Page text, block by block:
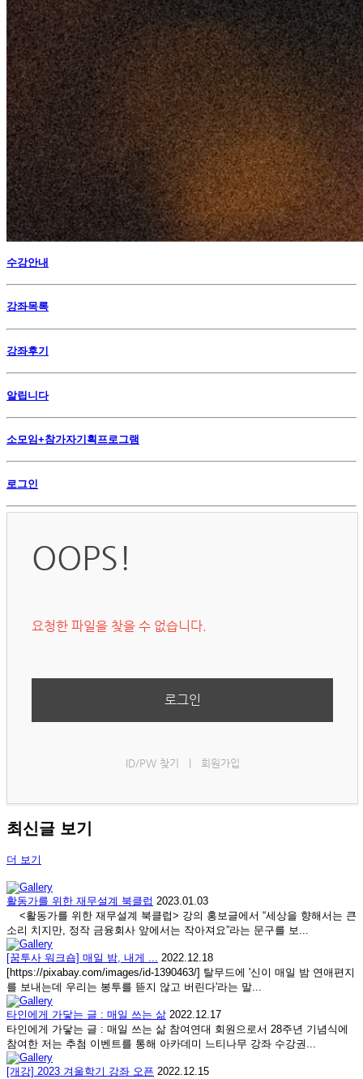
수강안내
강좌목록
강좌후기
알립니다
소모임+참가자기획프로그램
로그인
OOPS!
요청한 파일을 찾을 수 없습니다.
로그인
ID/PW 찾기 회원가입
최신글 보기
더 보기
활동가를 위한 재무설계 북클럽 2023.01.03
<활동가를 위한 재무설계 북클럽> 강의 홍보글에서 “세상을 향해서는 큰
소리 치지만, 정작 금융회사 앞에서는 작아져요”라는 문구를 보...
[꿈투사 워크숍] 매일 밤, 내게 ... 2022.12.18
[https://pixabay.com/images/id-1390463/] 탈무드에 '신이 매일 밤 연애편지
를 보내는데 우리는 봉투를 뜯지 않고 버린다'라는 말...
타인에게 가닿는 글 : 매일 쓰는 삶 2022.12.17
타인에게 가닿는 글 : 매일 쓰는 삶 참여연대 회원으로서 28주년 기념식에
참여한 저는 추첨 이벤트를 통해 아카데미 느티나무 강좌 수강권...
[개강] 2023 겨울학기 강좌 오픈 2022.12.15